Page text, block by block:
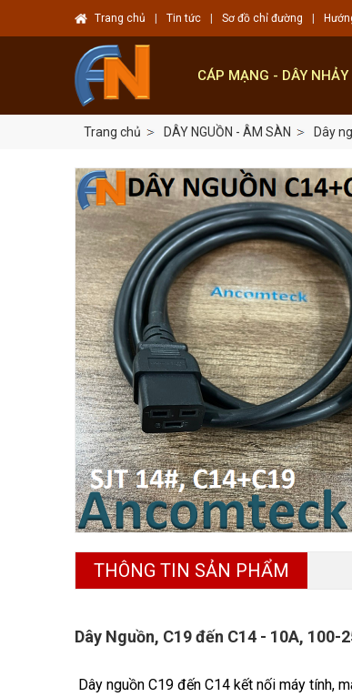
CÁP MẠNG - DÂY NHẢY
Trang chủ DÂY NGUỒN - ÂM SÀN Dây
THÔNG TIN SẢN PHẨM
Dây Nguồn, C19 đến C14 - 10A, 100-
Dây nguồn C19 đến C14 kết nối máy tính,
Trang chủ Tin tức Sơ đồ chỉ đường